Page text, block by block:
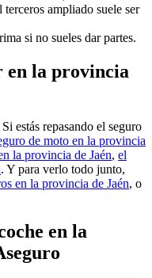
ampliado suele ser
si no sueles dar partes.
en la provincia
estás repasando el seguro
de moto en la provincia
la provincia de Jaén, el
. Y para verlo todo junto,
en la provincia de Jaén, o
en la